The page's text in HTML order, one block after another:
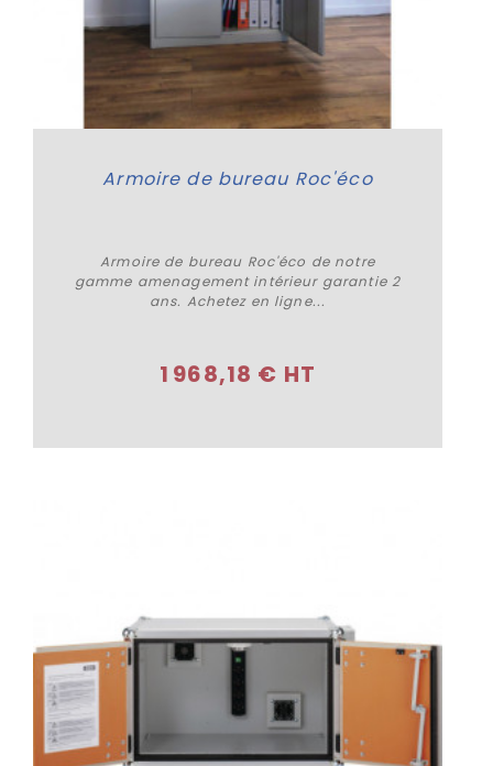
Armoire de bureau Roc'éco
Armoire de bureau Roc'éco de notre
gamme amenagement intérieur garantie 2
ans. Achetez en ligne...
1 968,18 € HT